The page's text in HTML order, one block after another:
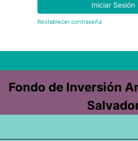
Iniciar Sesión
Restablecer contraseña
Fondo de Inversión